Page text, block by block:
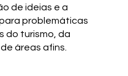
de ideias e a
problemáticas
do turismo, da
áreas afins.